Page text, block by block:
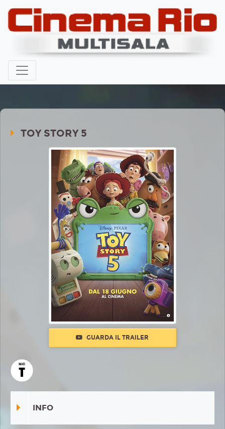
TOY STORY 5
GUARDA IL TRAILER
INFO